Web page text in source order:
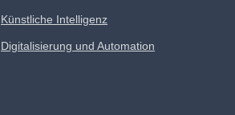
Künstliche Intelligenz
Digitalisierung und Automation